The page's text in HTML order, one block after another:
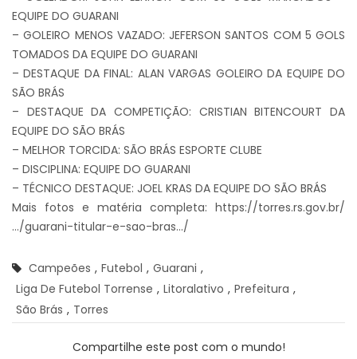
EQUIPE DO GUARANI
– GOLEIRO MENOS VAZADO: JEFERSON SANTOS COM 5 GOLS
TOMADOS DA EQUIPE DO GUARANI
– DESTAQUE DA FINAL: ALAN VARGAS GOLEIRO DA EQUIPE DO
SÃO BRÁS
– DESTAQUE DA COMPETIÇÃO: CRISTIAN BITENCOURT DA
EQUIPE DO SÃO BRÁS
– MELHOR TORCIDA: SÃO BRÁS ESPORTE CLUBE
– DISCIPLINA: EQUIPE DO GUARANI
– TÉCNICO DESTAQUE: JOEL KRAS DA EQUIPE DO SÃO BRÁS
Mais fotos e matéria completa: https://torres.rs.gov.br/
…/guarani-titular-e-sao-bras…/
Campeões , Futebol , Guarani ,
Liga De Futebol Torrense , Litoralativo , Prefeitura ,
São Brás , Torres
Compartilhe este post com o mundo!